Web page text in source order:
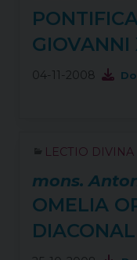
GIOVANNI
04-11-2008
LECTIO DIVINA
mons.
OMELIA